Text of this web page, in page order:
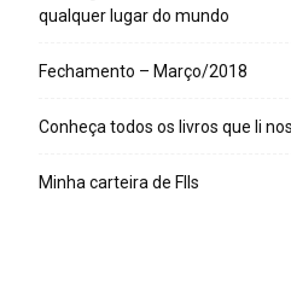
qualquer lugar do mundo
Fechamento – Março/2018
Conheça todos os livros que li
Minha carteira de FIIs